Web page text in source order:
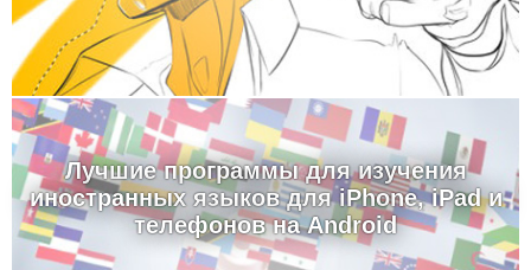
Лучшие программы для изучения
иностранных языков для iPhone, iPad и
телефонов на Android